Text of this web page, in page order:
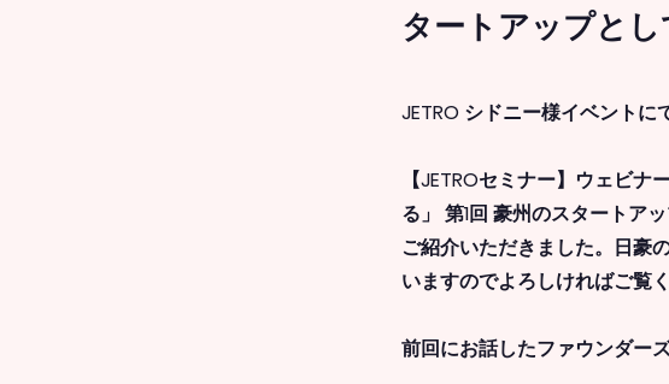
タートアップとし
JETRO シドニー様イベントに
【JETROセミナー】ウェビ
る」 第1回 豪州のスタートア
ご紹介いただきました。日豪
いますのでよろしければご覧く
前回にお話したファウンダー